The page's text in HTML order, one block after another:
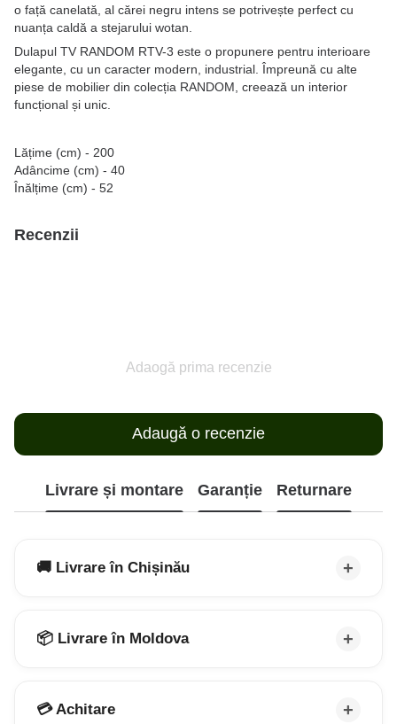
o față canelată, al cărei negru intens se potrivește perfect cu
nuanța caldă a stejarului wotan.
Dulapul TV RANDOM RTV-3 este o propunere pentru interioare
elegante, cu un caracter modern, industrial. Împreună cu alte
piese de mobilier din colecția RANDOM, creează un interior
funcțional și unic.
Lățime (cm) - 200
Adâncime (cm) - 40
Înălțime (cm) - 52
Recenzii
Adaogă prima recenzie
Adaugă o recenzie
Livrare și montare Garanție Returnare
🚚 Livrare în Chișinău
📦 Livrare în Moldova
💳 Achitare